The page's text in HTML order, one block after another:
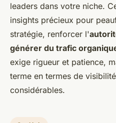
leaders dans votre niche.
insights précieux pour
stratégie, renforcer l'
générer du trafic
exige rigueur et patience,
terme en termes de
considérables.